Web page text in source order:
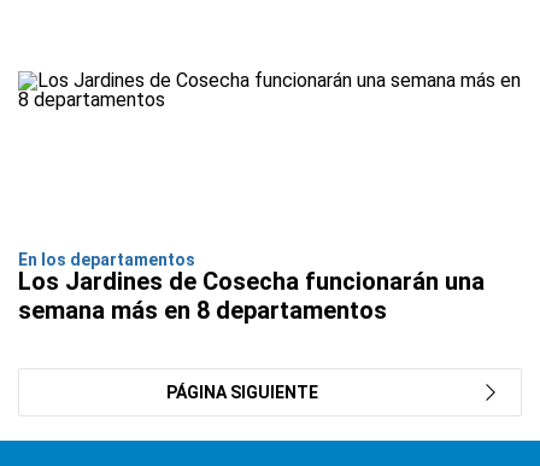
En los departamentos
Los Jardines de Cosecha funcionarán una
semana más en 8 departamentos
PÁGINA SIGUIENTE